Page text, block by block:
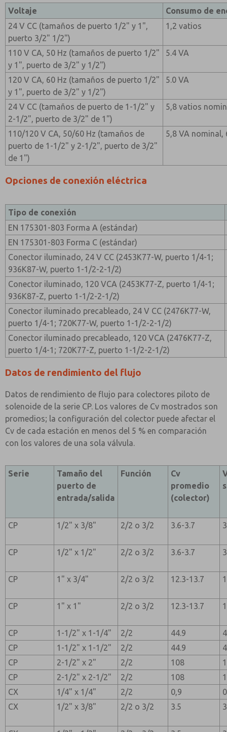
Voltaje
Consumo de
24 V CC (tamaños de puerto 1/2" y 1",
puerto 3/2" 1/2")
1,2 vatios
110 V CA, 50 Hz (tamaños de puerto 1/2"
y 1", puerto de 3/2" y 1/2")
5.4 VA
120 V CA, 60 Hz (tamaños de puerto 1/2"
y 1", puerto de 3/2" y 1/2")
5.0 VA
24 V CC (tamaños de puerto de 1-1/2" y
2-1/2", puerto de 3/2" de 1")
5,8 vatios
110/120 V CA, 50/60 Hz (tamaños de
puerto de 1-1/2" y 2-1/2", puerto de 3/2"
de 1")
5,8 VA nominal,
Opciones de conexión eléctrica
Tipo de conexión
EN 175301-803 Forma A (estándar)
EN 175301-803 Forma C (estándar)
Conector iluminado, 24 V CC (2453K77-W, puerto 1/4-1;
936K87-W, puerto 1-1/2-2-1/2)
Conector iluminado, 120 VCA (2453K77-Z, puerto 1/4-1;
936K87-Z, puerto 1-1/2-2-1/2)
Conector iluminado precableado, 24 V CC (2476K77-W,
puerto 1/4-1; 720K77-W, puerto 1-1/2-2-1/2)
Conector iluminado precableado, 120 VCA (2476K77-Z,
puerto 1/4-1; 720K77-Z, puerto 1-1/2-2-1/2)
Datos de rendimiento del flujo
Datos de rendimiento de flujo para colectores piloto de
solenoide de la serie CP. Los valores de Cv mostrados son
promedios; la configuración del colector puede afectar el
Cv de cada estación en menos del 5 % en comparación
con los valores de una sola válvula.
Serie
Tamaño del
puerto de
entrada/salida
Función
Cv
promedio
(colector)
CP 1/2" x 3/8" 2/2 o 3/2 3.6-3.7
CP 1/2" x 1/2" 2/2 o 3/2 3.6-3.7
CP 1" x 3/4" 2/2 o 3/2 12.3-13.7
CP 1" x 1" 2/2 o 3/2 12.3-13.7
CP 1-1/2" x 1-1/4" 2/2 44.9
CP
1-1/2" x 1-1/2" 2/2 44.9
CP
2-1/2" x 2" 2/2 108
CP
2-1/2" x 2-1/2" 2/2 108
CX
1/4" x 1/4" 2/2 0,9
CX
1/2" x 3/8" 2/2 o 3/2 3.5